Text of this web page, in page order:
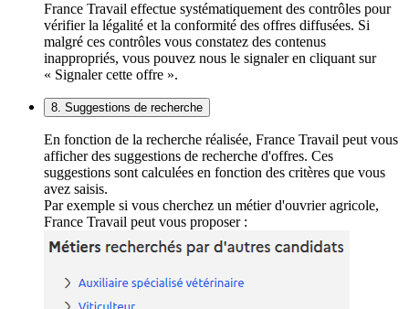
France Travail effectue systématiquement des contrôles pour
vérifier la légalité et la conformité des offres diffusées. Si
malgré ces contrôles vous constatez des contenus
inappropriés, vous pouvez nous le signaler en cliquant sur
« Signaler cette offre ».
8. Suggestions de recherche
En fonction de la recherche réalisée, France Travail peut vous
afficher des suggestions de recherche d'offres. Ces
suggestions sont calculées en fonction des critères que vous
avez saisis.
Par exemple si vous cherchez un métier d'ouvrier agricole,
France Travail peut vous proposer :